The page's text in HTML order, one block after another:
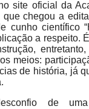
site oficial da
que chegou a
cunho científico
a respeito.
meios:
de história, já
de